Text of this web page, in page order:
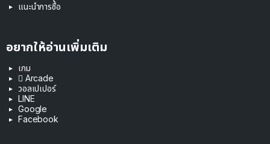
แนะนำการซื้อ
อยากให้อ่านเพิ่มเติม
เกม
 Arcade
วอลเปเปอร์
LINE
Google
Facebook